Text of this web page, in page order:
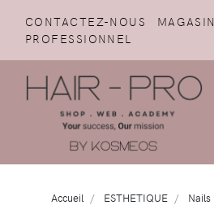
CONTACTEZ-NOUS MAGASIN
PROFESSIONNEL
Accueil ESTHETIQUE Nails